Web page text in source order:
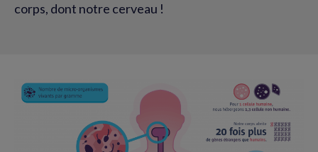
corps, dont notre cerveau !